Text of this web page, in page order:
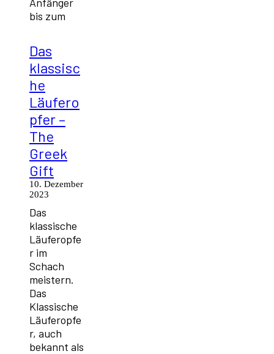
bis zum
Das
klassisc
he
Läufero
pfer –
The
Greek
Gift
10. Dezember
2023
Das
klassische
Läuferopfe
r im
Schach
meistern.
Das
Klassische
Läuferopfe
r, auch
bekannt als